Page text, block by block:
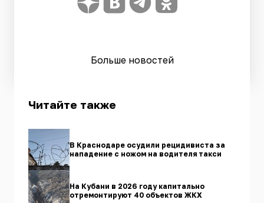
Больше новостей
Читайте также
В Краснодаре осудили рецидивиста за
нападение с ножом на водителя такси
На Кубани в 2026 году капитально
отремонтируют 40 объектов ЖКХ